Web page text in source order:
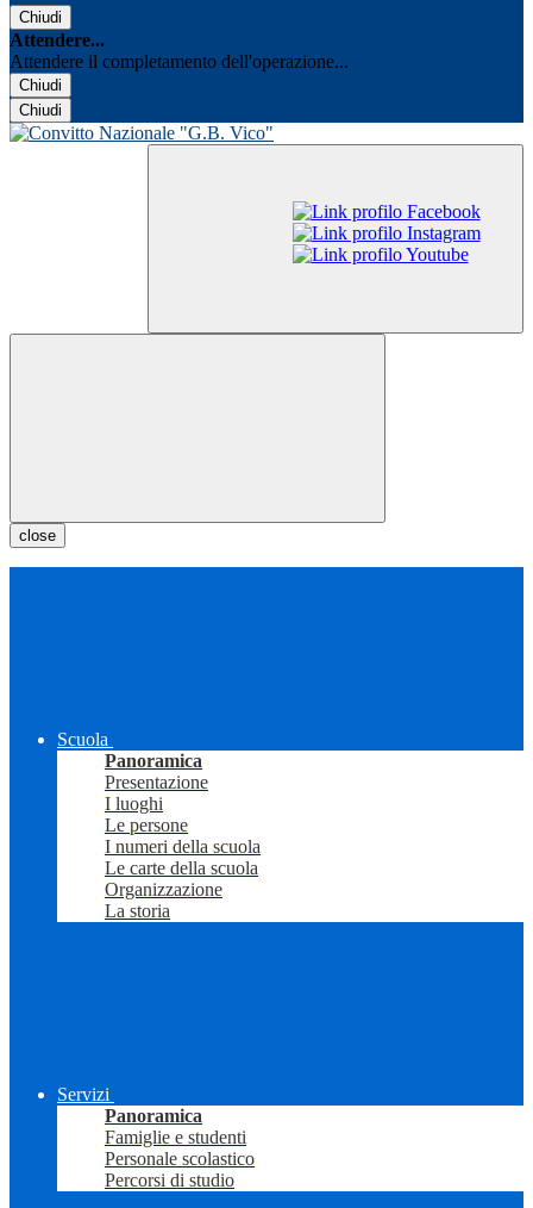
Chiudi
Attendere...
Attendere il completamento dell'operazione...
Chiudi
Chiudi
close
Scuola
Panoramica
Presentazione
I luoghi
Le persone
I numeri della scuola
Le carte della scuola
Organizzazione
La storia
Servizi
Panoramica
Famiglie e studenti
Personale scolastico
Percorsi di studio